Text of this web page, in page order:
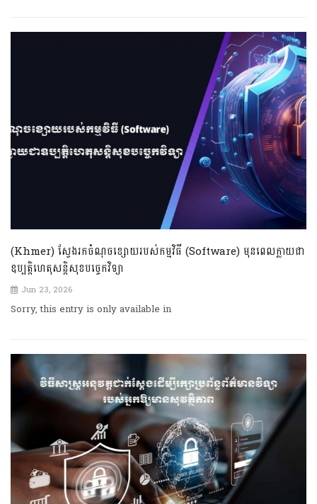
(Khmer) ស្វែងរកចំណុចខ្សោយរបស់កម្មវិធី (Software) មុនពេលក្លាយជា
ឧប្បត្តិហេតុសន្តិសុខបច្ចេកវិទ្យា
Jun 23, 2026
Sorry, this entry is only available in